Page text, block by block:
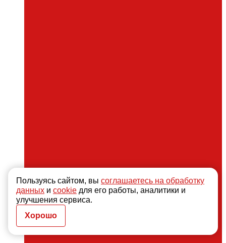
Пользуясь сайтом, вы соглашаетесь на обработку
данных и cookie для его работы, аналитики и
улучшения сервиса.
Хорошо